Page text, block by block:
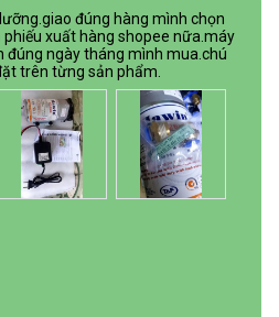
đúng hàng mình chọn
xuất hàng shopee nữa.máy
đúng ngày tháng mình mua.chú
trên từng sản phẩm.